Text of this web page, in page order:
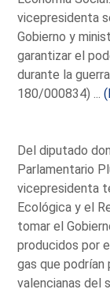
vicepresidenta
Gobierno y
garantizar el
durante la
180/000834) ...
Del diputado
Parlamentario
vicepresidenta
Ecológica y el
tomar el
producidos por
gas que podrían
valencianas del